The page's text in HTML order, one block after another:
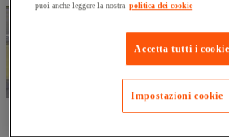
puoi anche leggere la nostra politica dei cookie
Accetta tutti i cookie
Impostazioni cookie